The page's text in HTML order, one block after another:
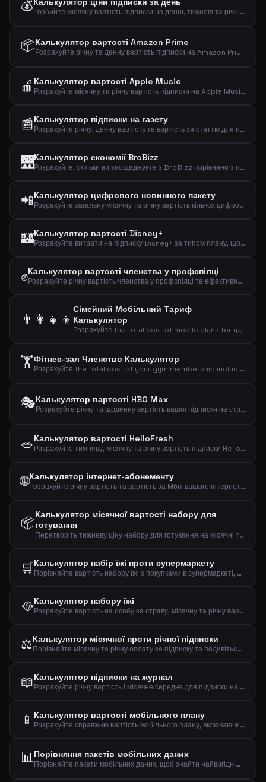
💰 Розбийте місячну вартість підписки на денні, тижневі та річні суми.
📦Калькулятор вартості Amazon Prime
Розрахуйте річну та денну вартість підписки на Amazon Prime Video.
🍎 Калькулятор вартості Apple Music
Розрахуйте місячну та річну вартість підписки на Apple Music.
📰Калькулятор підписки на газету
Розрахуйте річну, денну вартість та вартість за статтю для підписки на газету.
🌉Калькулятор економії BroBizz
Розрахуйте, скільки ви заощаджуєте з BroBizz порівняно з повною ціною за поїздку.
📲Калькулятор цифрового новинного пакету
Розрахуйте загальну місячну та річну вартість кількох цифрових підписок на новини.
🏰Калькулятор вартості Disney+
Розрахуйте витрати на підписку Disney+ за типом плану, щоб знайти місячні, річні та денні витрати на стримінг.
✊Калькулятор вартості членства у профспілці
Розрахуйте річну вартість членства у профспілці та ефективну вартість після податкового вирахування.
👨‍👩‍👧‍👦
Сімейний Мобільний Тариф
Калькулятор
Розрахуйте the total cost of mobile plans for your entire family including adults and children.
🏋️Фітнес-зал Членство Калькулятор
Розрахуйте the total cost of your gym membership including binding period and setup fees.
🎭Калькулятор вартості HBO Max
Розрахуйте річну та щоденну вартість вашої підписки на стрімінг HBO Max.
🥗Калькулятор вартості HelloFresh
Розрахуйте тижневу, місячну та річну вартість підписки HelloFresh на основі порцій та рецептів.
🌐Калькулятор інтернет-абонементу
Розрахуйте річну вартість та вартість за Мбіт вашого інтернет-абонементу для ефективного порівняння планів широкосмугового доступу.
📦Калькулятор місячної вартості набору для
готування
Перетворіть тижневу ціну набору для готування на місячні та річні витрати, щоб побачити повний фінансовий вплив.
🛒Калькулятор набір їжі проти супермаркету
Порівняйте вартість набору їжі з покупками в супермаркеті, щоб побачити місячну та річну різницю.
🥘Калькулятор набору їжі
Розрахуйте вартість на особу за страву, місячну та річну вартість підписки на набір їжі.
⚖️Калькулятор місячної проти річної підписки
Порівняйте місячну та річну оплату за підписку та подивіться, скільки ви економите з річним планом.
📖Калькулятор підписки на журнал
Розрахуйте річну вартість і місячне середнє для підписки на журнал на основі ціни за випуск.
📱 Калькулятор вартості мобільного плану
Розрахуйте справжню вартість мобільного плану, включаючи плату за підключення, річну вартість, денну вартість та вартість за ГБ даних.
📊Порівняння пакетів мобільних даних
Порівняйте пакети мобільних даних, щоб знайти найвигідніший план на основі вашого фактичного використання даних.